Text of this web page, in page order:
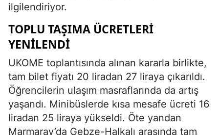
ilgilendiriyor.
TOPLU TAŞIMA ÜCRETLERI
YENILENDI
UKOME toplantısında alınan kararla birlikte,
tam bilet fiyatı 20 liradan 27 liraya çıkarıldı.
Öğrencilerin ulaşım masraflarında da artış
yaşandı. Minibüslerde kısa mesafe ücreti 16
liradan 25 liraya yükseldi. Öte yandan
Marmaray’da Gebze-Halkalı arasında tam